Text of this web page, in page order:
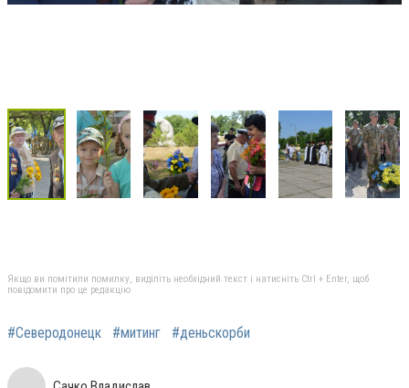
Якщо ви помітили помилку, виділіть необхідний текст і натисніть Ctrl + Enter, щоб
повідомити про це редакцію
#Северодонецк #митинг #деньскорби